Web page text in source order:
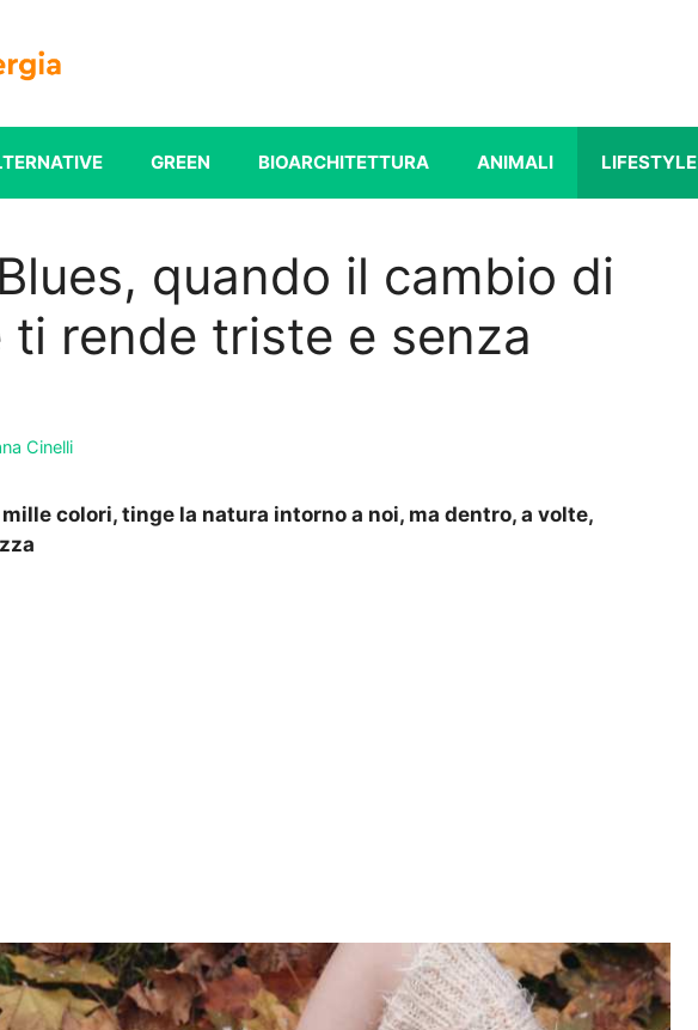
GREEN BIOARCHITETTURA ANIMALI LIFESTYLE
quando il cambio di
ti rende triste e senza
Cinelli
mille colori, tinge la natura intorno a noi, ma dentro, a volte,